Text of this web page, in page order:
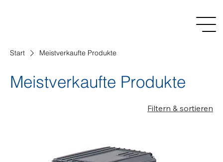
Start Meistverkaufte Produkte
Meistverkaufte Produkte
Filtern & sortieren